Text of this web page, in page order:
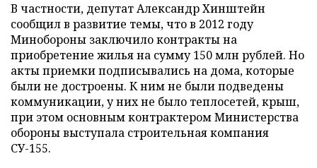
В частности, депутат Александр Хинштейн
сообщил в развитие темы, что в 2012 году
Минобороны заключило контракты на
приобретение жилья на сумму 150 млн рублей. Но
акты приемки подписывались на дома, которые
были не достроены. К ним не были подведены
коммуникации, у них не было теплосетей, крыш,
при этом основным контрактером Министерства
обороны выступала строительная компания
СУ-155.